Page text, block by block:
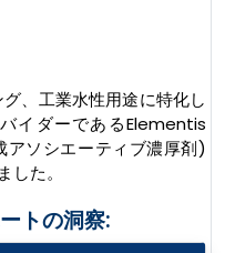
、工業水性用途に特化し
イダーであるElementis
アソシエーティブ濃厚剤)
た。
トの洞察: